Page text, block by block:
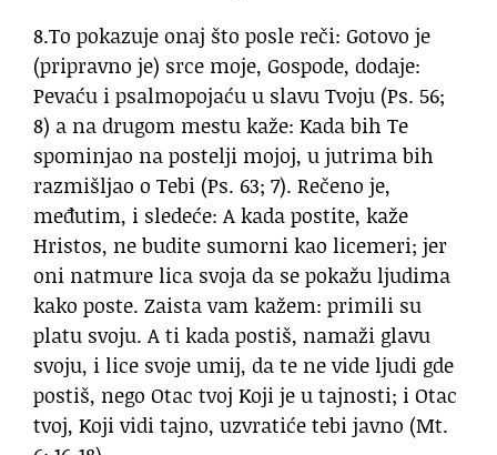
8.To pokazuje onaj što posle reči: Gotovo je
(pripravno je) srce moje, Gospode, dodaje:
Pevaću i psalmopojaću u slavu Tvoju (Ps. 56;
8) a na drugom mestu kaže: Kada bih Te
spominjao na postelji mojoj, u jutrima bih
razmišljao o Tebi (Ps. 63; 7). Rečeno je,
međutim, i sledeće: A kada postite, kaže
Hristos, ne budite sumorni kao licemeri; jer
oni natmure lica svoja da se pokažu ljudima
kako poste. Zaista vam kažem: primili su
platu svoju. A ti kada postiš, namaži glavu
svoju, i lice svoje umij, da te ne vide ljudi gde
postiš, nego Otac tvoj Koji je u tajnosti; i Otac
tvoj, Koji vidi tajno, uzvratiće tebi javno (Mt.